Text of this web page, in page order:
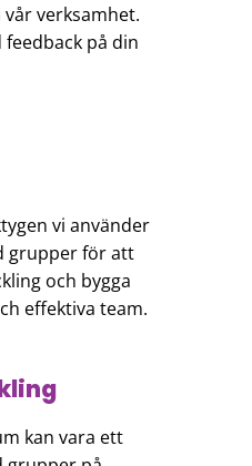
verksamhet.
på din
vi använder
grupper för att
och bygga
effektiva team.
kan vara ett